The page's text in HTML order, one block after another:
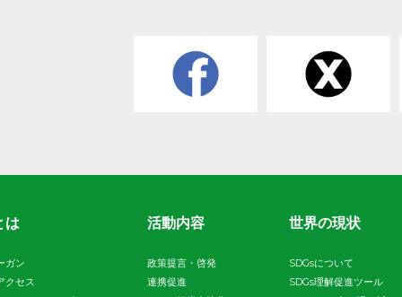
は
ガン
クセス
活動内容
政策提言・啓発
連携促進
世界の現状
SDGsについて
SDGs理解促進ツール